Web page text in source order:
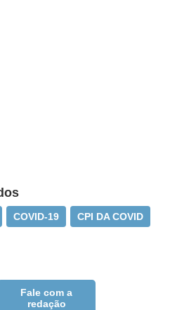
COVID-19 CPI DA COVID
Fale com a
redação